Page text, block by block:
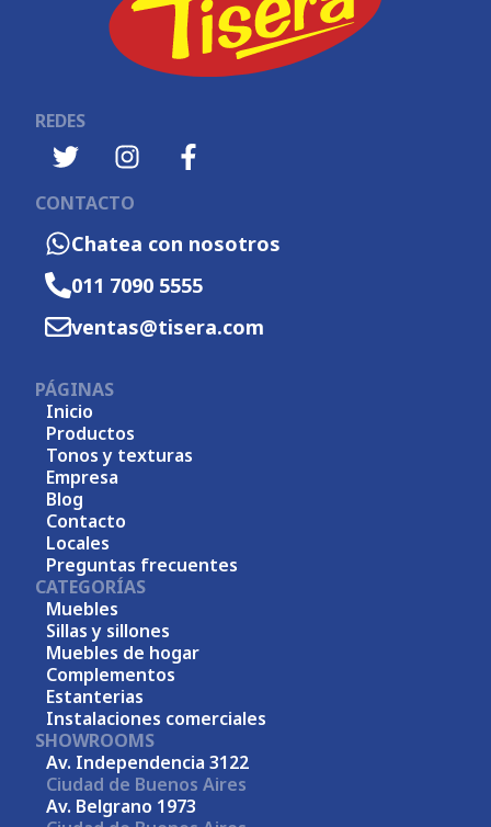
REDES
CONTACTO
Chatea con nosotros
011 7090 5555
ventas@tisera.com
PÁGINAS
Inicio
Productos
Tonos y texturas
Empresa
Blog
Contacto
Locales
Preguntas frecuentes
CATEGORÍAS
Muebles
Sillas y sillones
Muebles de hogar
Complementos
Estanterias
Instalaciones comerciales
SHOWROOMS
Av. Independencia 3122
Ciudad de Buenos Aires
Av. Belgrano 1973